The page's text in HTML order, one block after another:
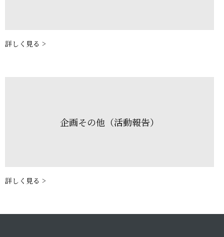
詳しく見る >
企画その他（活動報告）
詳しく見る >